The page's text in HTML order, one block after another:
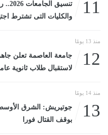
11
والكليات التى تشترط
منذ 13 يومًا
12
جامعة العاصمة تعلن
لاستقبال طلاب ثانوية عامة
منذ 14 يومًا
13
جوتيريش: الشرق
بوقف القتال فورا